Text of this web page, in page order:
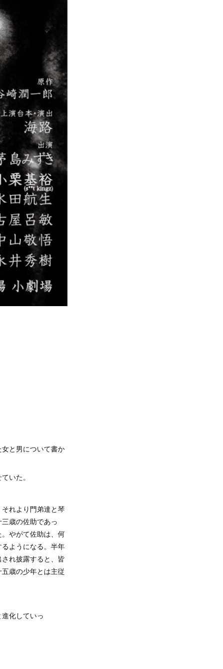
と男について書か
いた。
れより門弟達と琴
歳の佐助であっ
やがて佐助は、何
ようになる。半年
れ披露すると、皆
歳の少年とは主従
化していっ